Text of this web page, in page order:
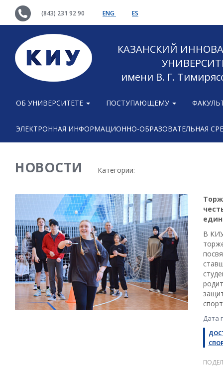
(843) 231 92 90 ENG ES
КАЗАНСКИЙ
имени В. Г.
ОБ УНИВЕРСИТЕТЕ ПОСТУПАЮЩЕМУ
ЭЛЕКТРОННАЯ ИНФОРМАЦИОННО-ОБРАЗОВАТЕЛЬНАЯ
НОВОСТИ Категории:
В
Дата